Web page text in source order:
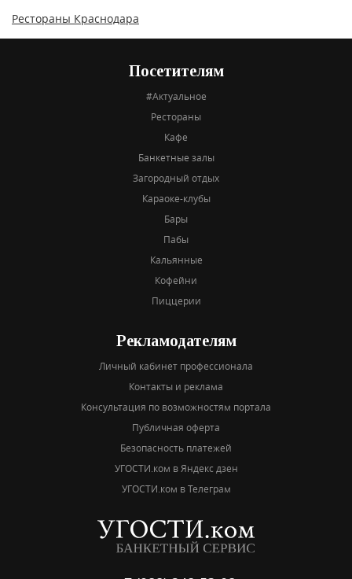
Рестораны Краснодара
Посетителям
#Актуальное
Рестораны
Кафе
Банкетные залы
Загородный отдых
Караоке-клубы
Бары
Пабы
Кальянные
Кофейни
Пиццерии
Рекламодателям
Личный кабинет профессионала
Контакты и реклама
Консультация по возможностям портала
Публичная оферта
Безопасность платежей
УГОСТИ.ком в Яндекс дзен
УГОСТИ.ком в Телеграм